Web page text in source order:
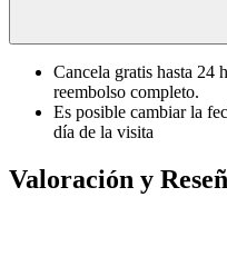
Cancela gratis hasta 24
reembolso completo.
Es posible cambiar la
día de la visita
Valoración y